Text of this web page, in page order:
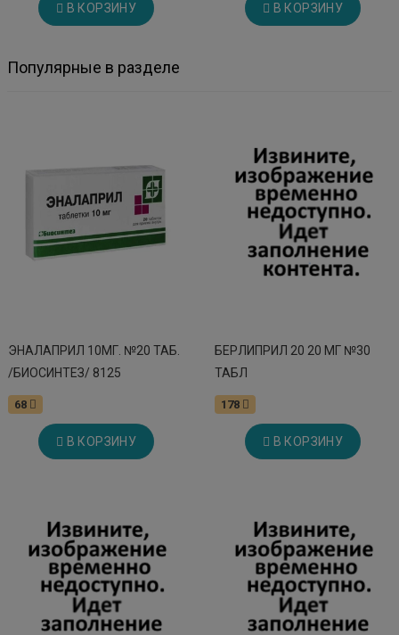
В КОРЗИНУ В КОРЗИНУ
Популярные в разделе
ЭНАЛАПРИЛ 10МГ. №20 ТАБ.
/БИОСИНТЕЗ/ 8125
68
В КОРЗИНУ
БЕРЛИПРИЛ 20 20 МГ №30
ТАБЛ
178
В КОРЗИНУ